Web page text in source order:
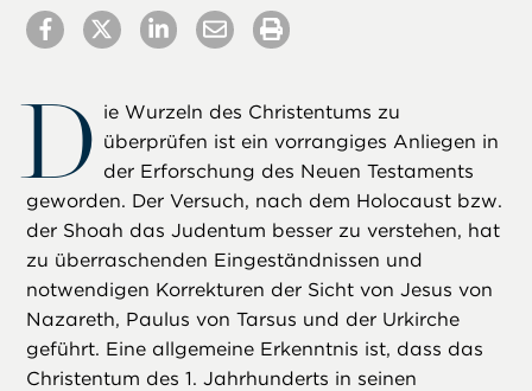
D ie Wurzeln des Christentums zu
überprüfen ist ein vorrangiges Anliegen in
der Erforschung des Neuen Testaments
geworden. Der Versuch, nach dem Holocaust bzw.
der Shoah das Judentum besser zu verstehen, hat
zu überraschenden Eingeständnissen und
notwendigen Korrekturen der Sicht von Jesus von
Nazareth, Paulus von Tarsus und der Urkirche
geführt. Eine allgemeine Erkenntnis ist, dass das
Christentum des 1. Jahrhunderts in seinen